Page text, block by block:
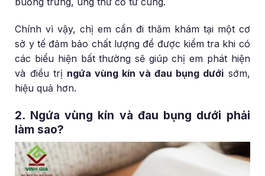
Chính vì vậy, chị em cần đi thăm khám tại một cơ
sở y tế đảm bảo chất lượng để được kiểm tra khi có
các biểu hiện bất thường sẽ giúp chị em phát hiện
và điều trị ngứa vùng kín và đau bụng dưới sớm,
hiệu quả hơn.
2. Ngứa vùng kín và đau bụng dưới phải
làm sao?